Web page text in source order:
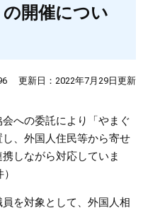
開催につい
更新日：2022年7月29日更新
への委託により「やまぐ
、外国人住民等から寄せ
しながら対応していま
を対象として、外国人相